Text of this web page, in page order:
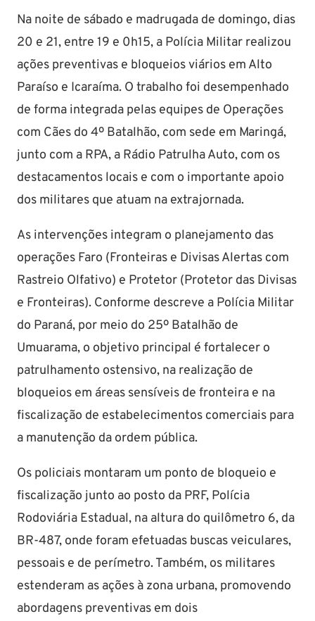
Na noite de sábado e madrugada de domingo, dias
20 e 21, entre 19 e 0h15, a Polícia Militar realizou
ações preventivas e bloqueios viários em Alto
Paraíso e Icaraíma. O trabalho foi desempenhado
de forma integrada pelas equipes de Operações
com Cães do 4º Batalhão, com sede em Maringá,
junto com a RPA, a Rádio Patrulha Auto, com os
destacamentos locais e com o importante apoio
dos militares que atuam na extrajornada.
As intervenções integram o planejamento das
operações Faro (Fronteiras e Divisas Alertas com
Rastreio Olfativo) e Protetor (Protetor das Divisas
e Fronteiras). Conforme descreve a Polícia Militar
do Paraná, por meio do 25º Batalhão de
Umuarama, o objetivo principal é fortalecer o
patrulhamento ostensivo, na realização de
bloqueios em áreas sensíveis de fronteira e na
fiscalização de estabelecimentos comerciais para
a manutenção da ordem pública.
Os policiais montaram um ponto de bloqueio e
fiscalização junto ao posto da PRF, Polícia
Rodoviária Estadual, na altura do quilômetro 6, da
BR-487, onde foram efetuadas buscas veiculares,
pessoais e de perímetro. Também, os militares
estenderam as ações à zona urbana, promovendo
abordagens preventivas em dois